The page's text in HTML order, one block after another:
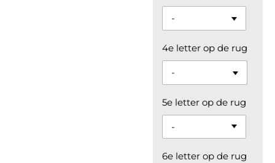
4e letter op de rug
5e letter op de rug
6e letter op de rug